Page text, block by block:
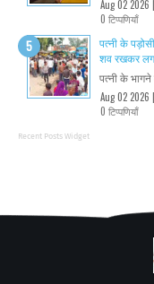
Aug 02 2026 |
0 टिप्पणियाँ
पत्नी के
शव रखकर
पत्नी के भागने
Aug 02 2026 |
0 टिप्पणियाँ
Recent Posts Widget